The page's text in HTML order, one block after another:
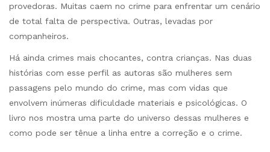
provedoras. Muitas caem no crime para enfrentar um cenário
de total falta de perspectiva. Outras, levadas por
companheiros.
Há ainda crimes mais chocantes, contra crianças. Nas duas
histórias com esse perfil as autoras são mulheres sem
passagens pelo mundo do crime, mas com vidas que
envolvem inúmeras dificuldade materiais e psicológicas. O
livro nos mostra uma parte do universo dessas mulheres e
como pode ser tênue a linha entre a correção e o crime.